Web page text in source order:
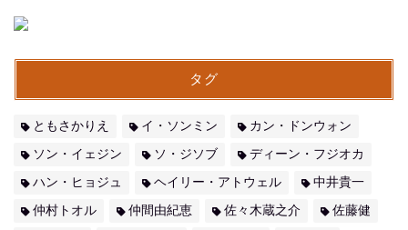
タグ
ともさかりえ イ・ソンミン カン・ドンウォン
ソン・イェジン ソ・ジソブ ディーン・フジオカ
ハン・ヒョジュ ヘイリー・アトウェル 中井貴一
仲村トオル 仲間由紀恵 佐々木蔵之介 佐藤健